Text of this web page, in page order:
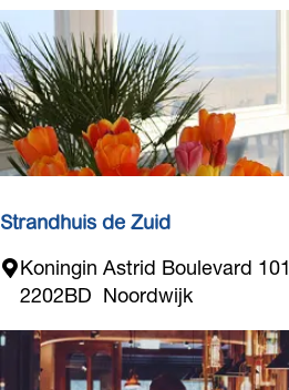
r
a
s
s
e
Strandhuis de Zuid
S
a
n
Koningin Astrid Boulevard 101
2202BD Noordwijk